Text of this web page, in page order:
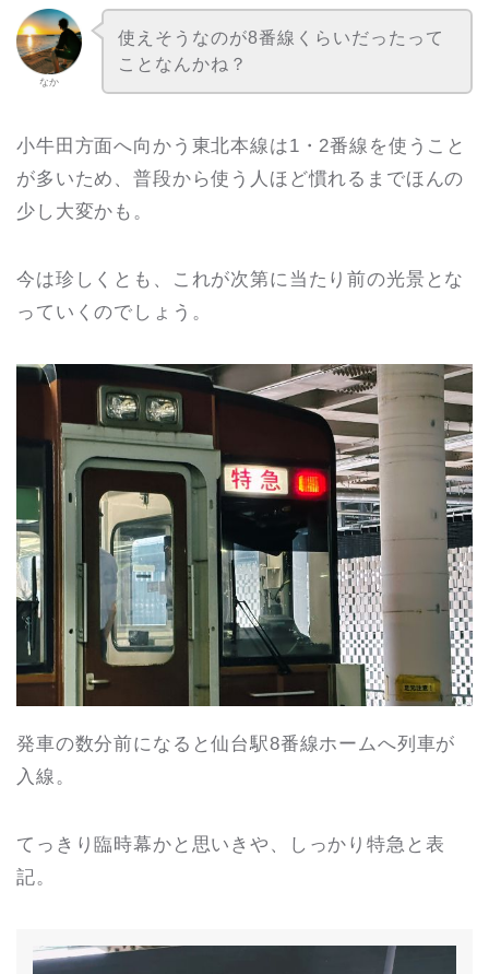
なか
使えそうなのが8番線くらいだったって
ことなんかね？
小牛田方面へ向かう東北本線は1・2番線を使うこと
が多いため、普段から使う人ほど慣れるまでほんの
少し大変かも。
今は珍しくとも、これが次第に当たり前の光景とな
っていくのでしょう。
発車の数分前になると仙台駅8番線ホームへ列車が
入線。
てっきり臨時幕かと思いきや、しっかり特急と表
記。